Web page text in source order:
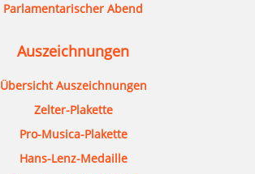
Parlamentarischer Abend
Auszeichnungen
Übersicht Auszeichnungen
Zelter-Plakette
Pro-Musica-Plakette
Hans-Lenz-Medaille